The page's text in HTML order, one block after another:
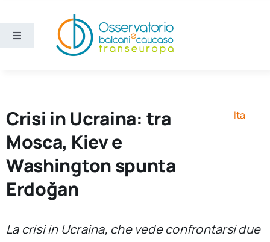
contenuto
Toggle
Ricerca e divulgazione
Sezioni
Chi siamo
Crisi in Ucraina: tra
Mosca, Kiev e
Washington spunta
Erdoğan
Ita
La crisi in Ucraina, che vede confrontarsi due